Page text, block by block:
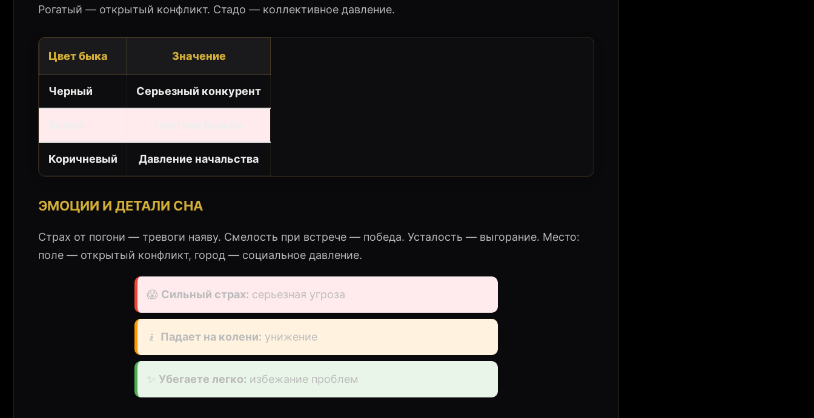
Рогатый — открытый конфликт. Стадо — коллективное давление.
Цвет быка Значение
Черный Серьезный конкурент
Коричневый Давление начальства
ЭМОЦИИ И ДЕТАЛИ СНА
Страх от погони — тревоги наяву. Смелость при встрече — победа. Усталость — выгорание. Место:
поле — открытый конфликт, город — социальное давление.
😱 Сильный страх: серьезная угроза
🧎 Падает на колени: унижение
✨ Убегаете легко: избежание проблем